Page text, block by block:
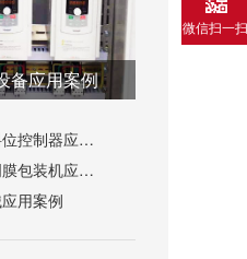
备应用案例
欣灵电气养殖场料位控制器应用案例
欣灵电气三维透明膜包装机应用案例
用案例
微信扫一扫